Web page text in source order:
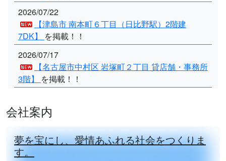
2026/07/22
【津島市 南本町６丁目（日比野駅）2階建
7DK】 を掲載！！
2026/07/17
【名古屋市中村区 岩塚町２丁目 貸店舗・事務所
3階】 を掲載！！
【愛西市 善太新田町十一上（富吉駅）住宅用
地】
【諸桑町貸駐車場】を掲載！！
会社案内
夢を宝にし、愛情あふれる社会をつくりま
す。